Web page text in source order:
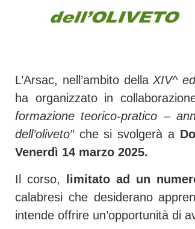
L’Arsac, nell’ambito dellaXIV^
ha organizzato in
formazione teorico-pratico –
dell’oliveto” che si svolgerà a
Venerdì 14 marzo 2025.
Il corso, limitato ad un
calabresi che desiderano
intende offrire un’opportunità di